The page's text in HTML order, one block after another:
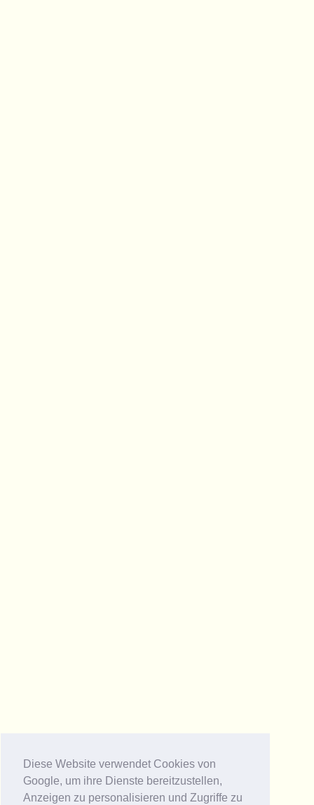
Diese Website verwendet Cookies von
Google, um ihre Dienste bereitzustellen,
Anzeigen zu personalisieren und Zugriffe zu